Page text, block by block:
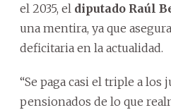
el 2035, el diputado Raúl
una mentira, ya que
deficitaria en la actualidad.
“Se paga casi el triple a los
pensionados de lo que